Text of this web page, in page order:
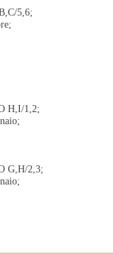
5,6;
H,I/1,2;
G,H/2,3;